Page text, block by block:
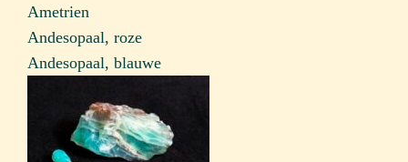
Ametrien
Andesopaal, roze
Andesopaal, blauwe